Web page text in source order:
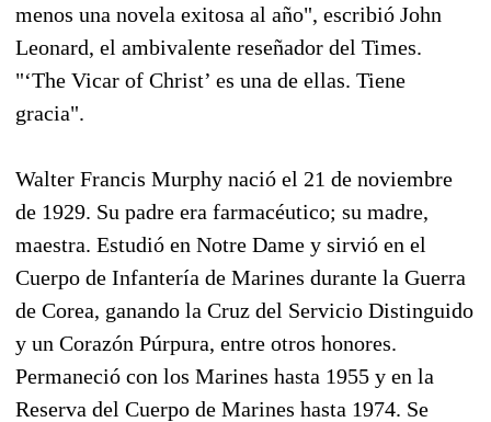
menos una novela exitosa al año", escribió John
Leonard, el ambivalente reseñador del Times.
"‘The Vicar of Christ’ es una de ellas. Tiene
gracia".
Walter Francis Murphy nació el 21 de noviembre
de 1929. Su padre era farmacéutico; su madre,
maestra. Estudió en Notre Dame y sirvió en el
Cuerpo de Infantería de Marines durante la Guerra
de Corea, ganando la Cruz del Servicio Distinguido
y un Corazón Púrpura, entre otros honores.
Permaneció con los Marines hasta 1955 y en la
Reserva del Cuerpo de Marines hasta 1974. Se